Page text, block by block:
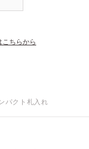
こちらから
パクト札入れ